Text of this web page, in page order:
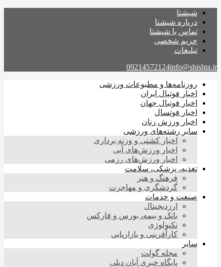
شیشتا
درباره شیشتا
تماس با شیشتا
حریم شخصی
تبلیغات
09214572124info@shishta.ir
روزنامه‌ها و مطبوعات ورزشی
اخبار فوتبال ایران
اخبار فوتبال جهان
اخبار فوتسال
اخبار ورزش زنان
سایر رشته‌های ورزشی
اخبار کشتی و وزنه برداری
اخبار ورزش‌های آبی
اخبار ورزش‌های رزمی
تغذیه، پزشکی، سلامت
فرهنگ و هنر
گردشگری و مهاجرت
صنعت و خدمات
ارزدیجیتال
بانک و بیمه، بورس و فارکس
تکنولوژی
کارآفرینی و بازاریابی
سایر
مجله گولت
پایگاه خبری آبان دیلی